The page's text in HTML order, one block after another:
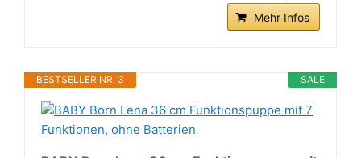
Mehr Infos
SALE
BESTSELLER NR. 3